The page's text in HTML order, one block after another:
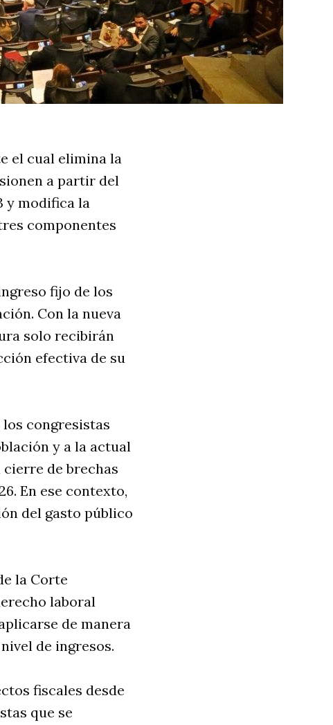
el cual elimina la
a partir del
y modifica la
componentes
fijo de los
Con la nueva
solo recibirán
efectiva de su
congresistas
y a la actual
de brechas
En ese contexto,
del gasto público
la Corte
laboral
de manera
de ingresos.
fiscales desde
que se